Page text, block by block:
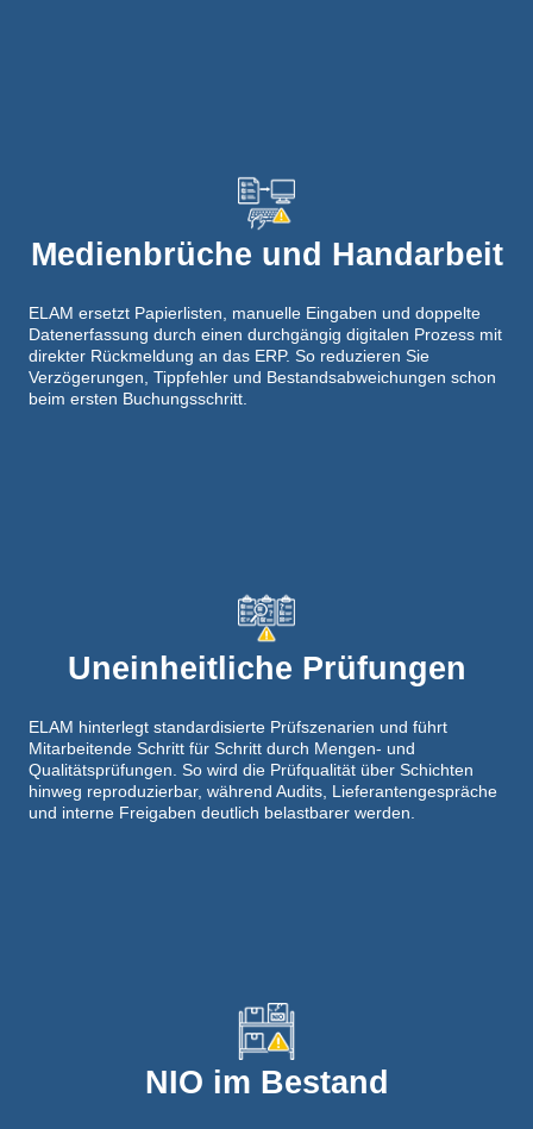
Medienbrüche und Handarbeit
ELAM ersetzt Papierlisten, manuelle Eingaben und doppelte
Datenerfassung durch einen durchgängig digitalen Prozess mit
direkter Rückmeldung an das ERP. So reduzieren Sie
Verzögerungen, Tippfehler und Bestandsabweichungen schon
beim ersten Buchungsschritt.
Uneinheitliche Prüfungen
ELAM hinterlegt standardisierte Prüfszenarien und führt
Mitarbeitende Schritt für Schritt durch Mengen- und
Qualitätsprüfungen. So wird die Prüfqualität über Schichten
hinweg reproduzierbar, während Audits, Lieferantengespräche
und interne Freigaben deutlich belastbarer werden.
NIO im Bestand